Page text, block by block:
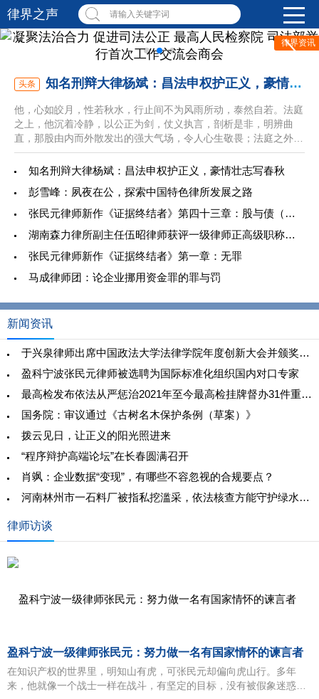
律界之声 请输入关键字词
律界资讯
头条 知名刑辩大律杨斌：昌法申权护正义，豪情壮志写春秋
他，心如皎月，性若秋水，行止间不为风雨所动，泰然自若。法庭
之上，他沉着冷静，以公正为剑，仗义执言，剖析是非，明辨曲
直，那股由内而外散发出的强大气场，令人心生敬畏；法庭之外，
他又化身为谦逊宽厚的智者，胸襟广阔，豪情四溢，与人相交，一
片赤诚，温暖如初升的晨光。他就是上海昌申律师事务所主任、创
知名刑辩大律杨斌：昌法申权护正义，豪情壮志写春秋
彭雪峰：夙夜在公，探索中国特色律所发展之路
张民元律师新作《证据终结者》第四十三章：股与债（七）大哥
湖南森力律所副主任伍昭律师获评一级律师正高级职称，六位律师获中级职称
张民元律师新作《证据终结者》第一章：无罪
马成律师团：论企业挪用资金罪的罪与罚
新闻资讯
于兴泉律师出席中国政法大学法律学院年度创新大会并颁奖致辞
盈科宁波张民元律师被选聘为国际标准化组织国内对口专家
最高检发布依法从严惩治2021年至今最高检挂牌督办31件重大财务造假案件
国务院：审议通过《古树名木保护条例（草案）》
拨云见日，让正义的阳光照进来
“程序辩护高端论坛”在长春圆满召开
肖飒：企业数据“变现”，有哪些不容忽视的合规要点？
河南林州市一石料厂被指私挖滥采，依法核查方能守护绿水青山
律师访谈
盈科宁波一级律师张民元：努力做一名有国家情怀的谏言者
在知识产权的世界里，明知山有虎，可张民元却偏向虎山行。多年
来，他就像一个战士一样在战斗，有坚定的目标，没有被假象迷惑。